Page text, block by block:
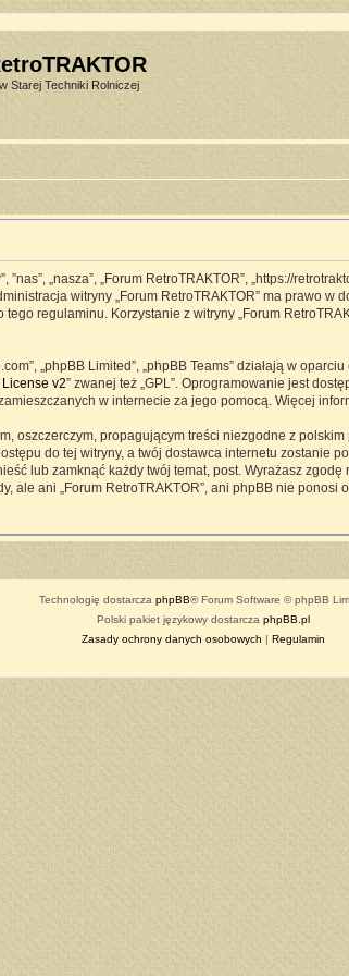
Starej Techniki Rolniczej
„nasza”, „Forum RetroTRAKTOR”, „https://
witryny „Forum RetroTRAKTOR” ma prawo
regulaminu. Korzystanie z witryny „Forum
„phpBB Limited”, „phpBB Teams” działają w
v2” zwanej też „GPL”. Oprogramowanie jest
w internecie za jego pomocą. Więcej
oszczerczym, propagującym treści niezgodne z
do tej witryny, a twój dostawca internetu zostanie
lub zamknąć każdy twój temat, post. Wyrażasz
ale ani „Forum RetroTRAKTOR”, ani phpBB nie
Technologię dostarcza phpBB® Forum Software © phpBB
Polski pakiet językowy dostarcza phpBB.pl
Zasady ochrony danych osobowych | Regulamin